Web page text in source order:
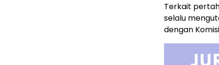
Terkait
selalu
dengan Komisi